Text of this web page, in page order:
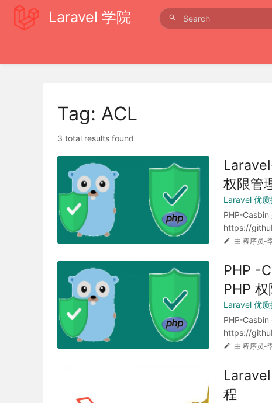
Laravel 学院
Tag: ACL
3 total results found
权限管
Laravel 优质
PHP-Casbin
https://
由 程序员-
PHP -
PHP
Laravel 优质
PHP-Casbin
https://
由 程序员-
程